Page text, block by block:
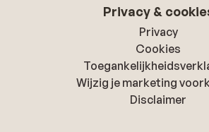
Privacy &
Privacy
Cookies
Wijzig je marketing
Disclaimer